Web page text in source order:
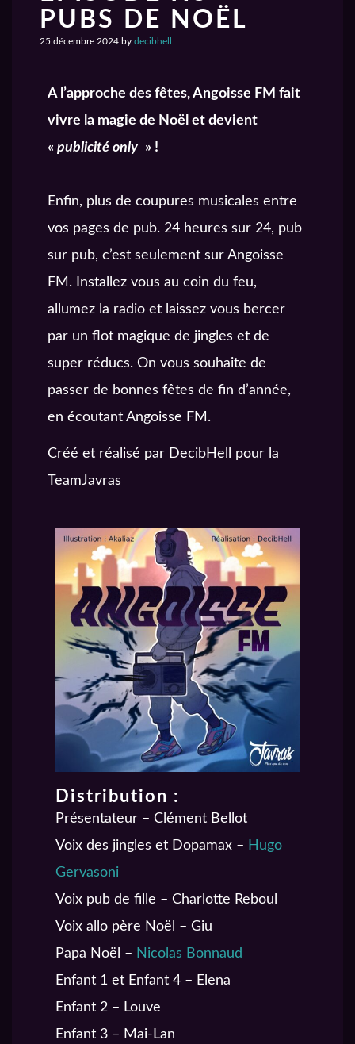
PUBS DE NOËL
25 décembre 2024 by decibhell
A l’approche des fêtes, Angoisse FM fait
vivre la magie de Noël et devient
« publicité only » !
Enfin, plus de coupures musicales entre
vos pages de pub. 24 heures sur 24, pub
sur pub, c’est seulement sur Angoisse
FM. Installez vous au coin du feu,
allumez la radio et laissez vous bercer
par un flot magique de jingles et de
super réducs. On vous souhaite de
passer de bonnes fêtes de fin d’année,
en écoutant Angoisse FM.
Créé et réalisé par DecibHell pour la
TeamJavras
Distribution :
Présentateur – Clément Bellot
Voix des jingles et Dopamax – Hugo
Gervasoni
Voix pub de fille – Charlotte Reboul
Voix allo père Noël – Giu
Papa Noël – Nicolas Bonnaud
Enfant 1 et Enfant 4 – Elena
Enfant 2 – Louve
Enfant 3 – Mai-Lan